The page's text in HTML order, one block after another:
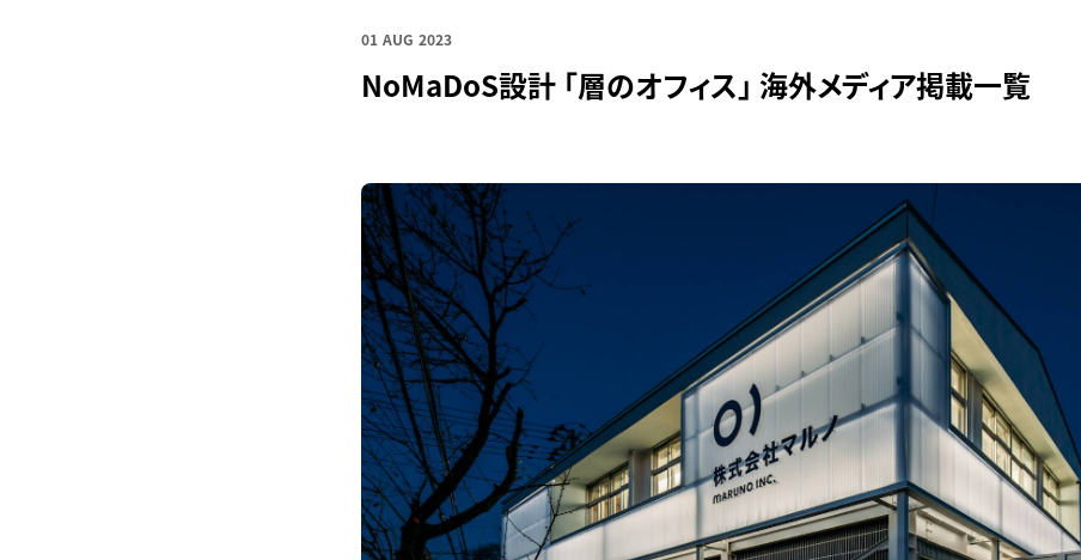
01 AUG 2023
NoMaDoS設計 「層のオフィス」 海外メディア掲載一覧